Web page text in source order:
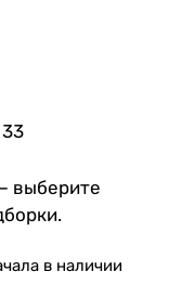
33
выберите
в наличии